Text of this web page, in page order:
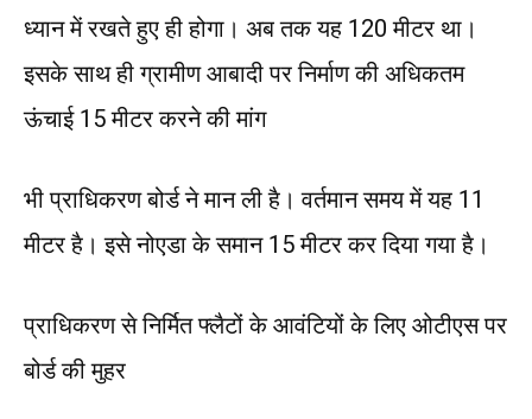
ध्यान में रखते हुए ही होगा। अब तक यह 120 मीटर था।
इसके साथ ही ग्रामीण आबादी पर निर्माण की अधिकतम
ऊंचाई 15 मीटर करने की मांग
भी प्राधिकरण बोर्ड ने मान ली है। वर्तमान समय में यह 11
मीटर है। इसे नोएडा के समान 15 मीटर कर दिया गया है।
प्राधिकरण से निर्मित फ्लैटों के आवंटियों के लिए ओटीएस पर
बोर्ड की मुहर